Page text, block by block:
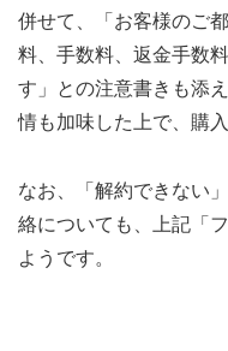
併せて、「お客様のご
料、手数料、返金手数
す」との注意書きも添
情も加味した上で、購
なお、「解約できない
絡についても、上記「
ようです。